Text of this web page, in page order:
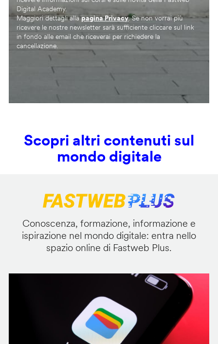
Digital Academy.
Maggiori dettagli allapagina Privacy. Se non vorrai più
ricevere le nostre newsletter sarà sufficiente cliccare sul link
in fondo alle email che riceverai per richiedere la
cancellazione.
Scopri altri contenuti sul
mondo digitale
Conoscenza, formazione, informazione e
ispirazione nel mondo digitale: entra nello
spazio online di Fastweb Plus.